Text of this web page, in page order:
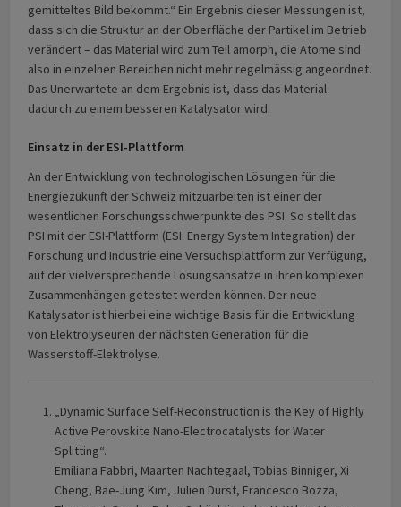
gemitteltes Bild bekommt.“ Ein Ergebnis dieser Messungen ist,
dass sich die Struktur an der Oberfläche der Partikel im Betrieb
verändert – das Material wird zum Teil amorph, die Atome sind
also in einzelnen Bereichen nicht mehr regelmässig angeordnet.
Das Unerwartete an dem Ergebnis ist, dass das Material
dadurch zu einem besseren Katalysator wird.
Einsatz in der ESI-Plattform
An der Entwicklung von technologischen Lösungen für die
Energiezukunft der Schweiz mitzuarbeiten ist einer der
wesentlichen Forschungsschwerpunkte des PSI. So stellt das
PSI mit der ESI-Plattform (ESI: Energy System Integration) der
Forschung und Industrie eine Versuchsplattform zur Verfügung,
auf der vielversprechende Lösungsansätze in ihren komplexen
Zusammenhängen getestet werden können. Der neue
Katalysator ist hierbei eine wichtige Basis für die Entwicklung
von Elektrolyseuren der nächsten Generation für die
Wasserstoff-Elektrolyse.
„Dynamic Surface Self-Reconstruction is the Key of Highly
Active Perovskite Nano-Electrocatalysts for Water
Splitting“.
Emiliana Fabbri, Maarten Nachtegaal, Tobias Binniger, Xi
Cheng, Bae-Jung Kim, Julien Durst, Francesco Bozza,